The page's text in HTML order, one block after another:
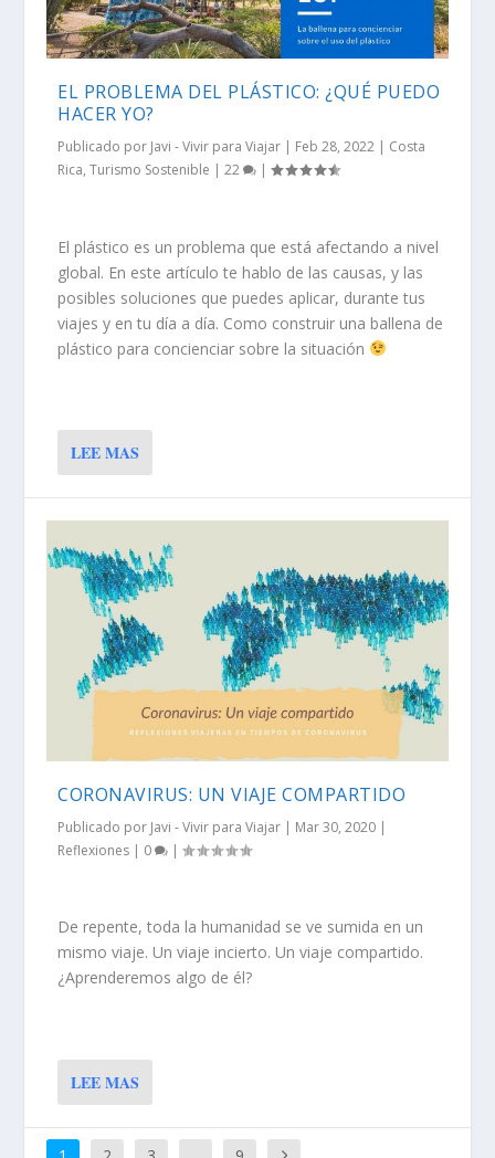
EL PROBLEMA DEL PLÁSTICO: ¿QUÉ PUEDO
HACER YO?
Publicado por Javi - Vivir para Viajar | Feb 28, 2022 | Costa
Rica,Turismo Sostenible |22 |
El plástico es un problema que está afectando a nivel
global. En este artículo te hablo de las causas, y las
posibles soluciones que puedes aplicar, durante tus
viajes y en tu día a día. Como construir una ballena de
plástico para concienciar sobre la situación
LEE MAS
CORONAVIRUS: UN VIAJE COMPARTIDO
Publicado por Javi - Vivir para Viajar | Mar 30, 2020 |
Reflexiones | 0 |
De repente, toda la humanidad se ve sumida en un
mismo viaje. Un viaje incierto. Un viaje compartido.
¿Aprenderemos algo de él?
LEE MAS